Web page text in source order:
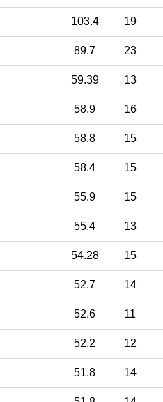
103.4 19
89.7 23
59.39 13
58.9 16
58.8 15
58.4 15
55.9 15
55.4 13
54.28 15
52.7 14
52.6 11
52.2 12
51.8 14